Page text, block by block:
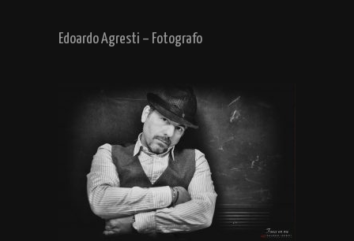
Edoardo Agresti – Fotografo